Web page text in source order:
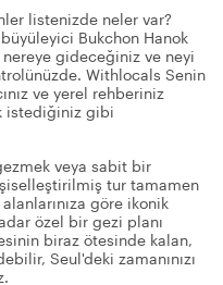
listenizde neler var?
Bukchon Hanok
gideceğiniz ve neyi
Withlocals Senin
ve yerel rehberiniz
istediğiniz gibi
veya sabit bir
tur tamamen
göre ikonik
özel bir gezi planı
biraz ötesinde kalan,
Seul'deki zamanınızı